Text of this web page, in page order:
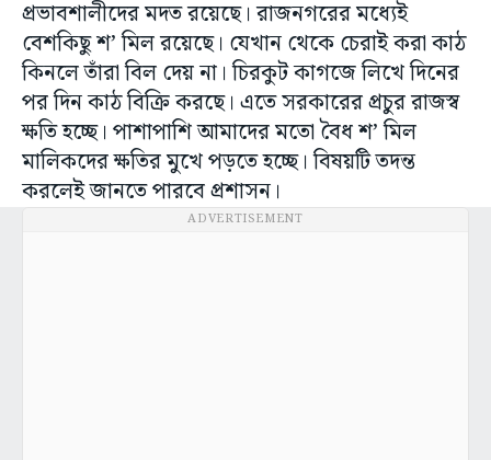
প্রভাবশালীদের মদত রয়েছে। রাজনগরের মধ্যেই
বেশকিছু শ’ মিল রয়েছে। যেখান থেকে চেরাই করা কাঠ
কিনলে তাঁরা বিল দেয় না। চিরকুট কাগজে লিখে দিনের
পর দিন কাঠ বিক্রি করছে। এতে সরকারের প্রচুর রাজস্ব
ক্ষতি হচ্ছে। পাশাপাশি আমাদের মতো বৈধ শ’ মিল
মালিকদের ক্ষতির মুখে পড়তে হচ্ছে। বিষয়টি তদন্ত
করলেই জানতে পারবে প্রশাসন।
ADVERTISEMENT